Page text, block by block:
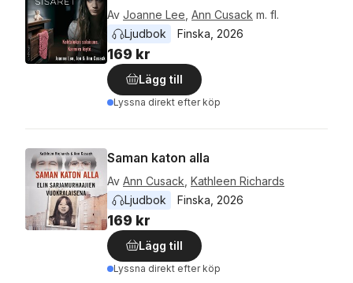
Av Joanne Lee Ann Cusack m. fl.
Ljudbok
Finska 2026
169 kr
Lägg till
Lyssna direkt efter köp
Saman katon alla
Av Ann Cusack Kathleen Richards
Ljudbok
Finska 2026
169 kr
Lägg till
Lyssna direkt efter köp